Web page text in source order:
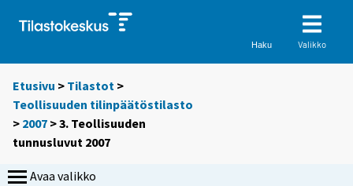
Haku Valikko
Etusivu > Tilastot >
Teollisuuden tilinpäätöstilasto
> 2007 > 3. Teollisuuden
tunnusluvut 2007
Avaa valikko